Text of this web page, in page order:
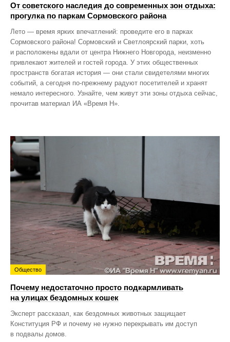
От советского наследия до современных зон отдыха:
прогулка по паркам Сормовского района
Лето — время ярких впечатлений: проведите его в парках
Сормовского района! Сормовский и Светлоярский парки, хоть
и расположены вдали от центра Нижнего Новгорода, неизменно
привлекают жителей и гостей города. У этих общественных
пространств богатая история — они стали свидетелями многих
событий, а сегодня по‑прежнему радуют посетителей и хранят
немало интересного. Узнайте, чем живут эти зоны отдыха сейчас,
прочитав материал ИА «Время Н».
Общество
Почему недостаточно просто подкармливать
на улицах бездомных кошек
Эксперт рассказал, как бездомных животных защищает
Конституция РФ и почему не нужно перекрывать им доступ
в подвалы домов.